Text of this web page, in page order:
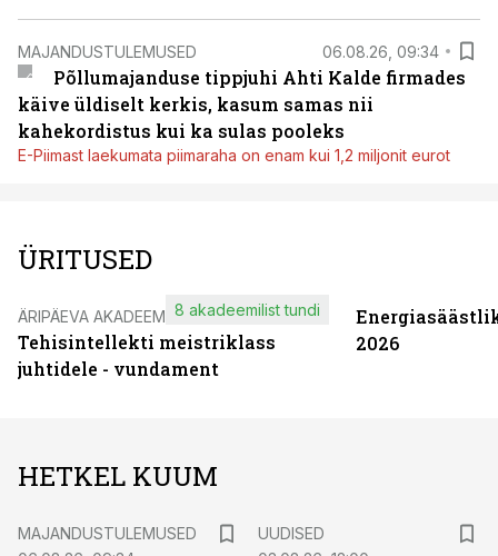
MAJANDUSTULEMUSED 06.08.26, 09:34
Põllumajanduse tippjuhi Ahti Kalde firmades
käive üldiselt kerkis, kasum samas nii
kahekordistus kui ka sulas pooleks
E-Piimast laekumata piimaraha on enam kui 1,2 miljonit eurot
ÜRITUSED
ÄRIPÄEVA AKADEEMIA
Tehisintellekti meistriklass
juhtidele - vundament
8 akadeemilist tundi
2026
HETKEL KUUM
MAJANDUSTULEMUSED
UUDISED